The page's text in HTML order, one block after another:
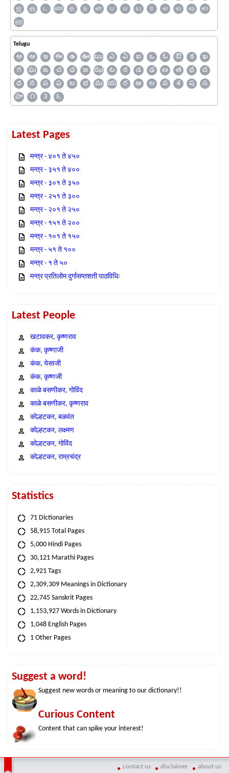
ஜ
ஞ ட ண த ந ன ப ம ய ர ல வ ஷ
ஸ
ஹ
Telugu
అ ఆ ఇ ఈ ఉ ఊ ఋ ఎ ఏ ఐ ఒ ఓ ఔ క
ఖ
గ
ఘ ఙ చ ఛ జ ఝ ట ఠ డ ఢ ణ త థ
ద
ధ
న ప ఫ బ భ మ య ర ఱ ల వ శ ష
స
హ
౧ ౩ ౬
Latest Pages
मन्त्र - ४०१ ते ४५०
मन्त्र - ३५१ ते ४००
मन्त्र - ३०१ ते ३५०
मन्त्र - २५१ ते ३००
मन्त्र - २०१ ते २५०
मन्त्र - १५१ ते २००
मन्त्र - १०१ ते १५०
मन्त्र - ५१ ते १००
मन्त्र - १ ते ५०
मन्त्र प्रतिलोम दुर्गासप्तशती पाठविधिः
Latest People
खटावकर, कृष्णराव
कंक, कृष्णाजी
कंक, येसाजी
कंक, कृष्णजी
काळे बसणीकर, गोविंद
काळे बसणीकर, कृष्णराव
कोल्हटकर, बळवंत
कोल्हटकर, लक्ष्मण
कोल्हटकर, गोविंद
कोल्हटकर, राम्रचंद्र
Statistics
71 Dictionaries
58,915 Total Pages
5,000 Hindi Pages
30,121 Marathi Pages
2,921 Tags
2,309,309 Meanings in Dictionary
22,745 Sanskrit Pages
1,153,927 Words in Dictionary
1,048 English Pages
1 Other Pages
Suggest a word!
Suggest new words or meaning to our dictionary!!
Curious Content
Content that can spike your interest!
contact us disclaimer about us